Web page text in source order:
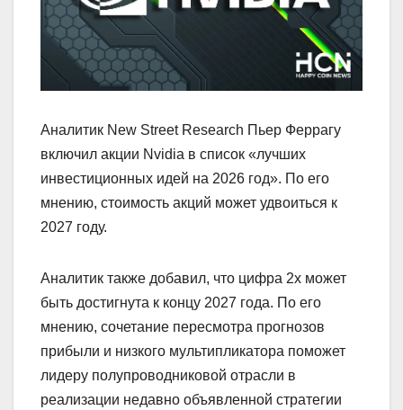
Аналитик New Street Research Пьер Феррагу
включил акции Nvidia в список «лучших
инвестиционных идей на 2026 год». По его
мнению, стоимость акций может удвоиться к
2027 году.
Аналитик также добавил, что цифра 2х может
быть достигнута к концу 2027 года. По его
мнению, сочетание пересмотра прогнозов
прибыли и низкого мультипликатора поможет
лидеру полупроводниковой отрасли в
реализации недавно объявленной стратегии